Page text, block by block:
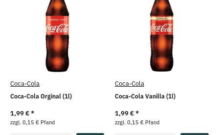
Coca-Cola
Coca-Cola Orginal (1l)
1,99 €*
zzgl. 0,15 € Pfand
Coca-Cola
Coca-Cola Vanilla (1l)
1,99 €*
zzgl. 0,15 € Pfand